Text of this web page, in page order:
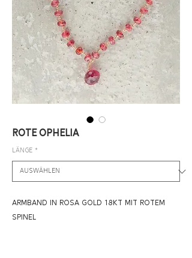
ROTE OPHELIA
LÄNGE *
ARMBAND IN ROSA GOLD 18KT MIT ROTEM
SPINEL